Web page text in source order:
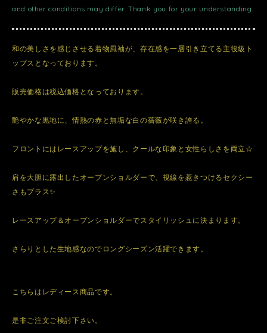
and other conditions may differ. Thank you for your understanding.
和の美しさを感じさせる着物風袖が、存在感を一層引き立てる主役級ト
ップスとなっております。
販売価格は税込価格となっております。
艶やかな黒地に、情熱の赤と無垢な白の薔薇が咲き誇る。
フロントにはレースアップを施し、クールな印象と女性らしさを両立☆
肩を大胆に露出したオープンショルダーで、視線を惹きつけるセクシー
さもプラス✨
レースアップ＆オープンショルダーでスタイリッシュに決まります。
さらりとした生地感なのでロングシーズン活躍できます。
こちらはレディース商品です。
是非ご注文ご検討下さい。